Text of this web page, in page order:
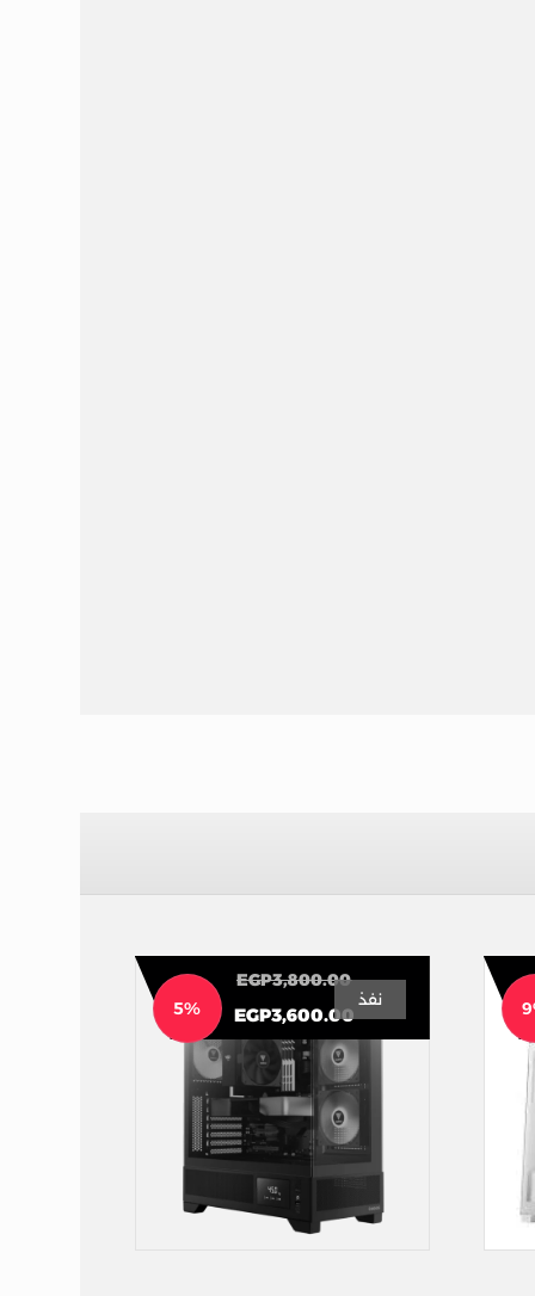
EGP3,800.00
EGP3,600.00
نفذ 5%